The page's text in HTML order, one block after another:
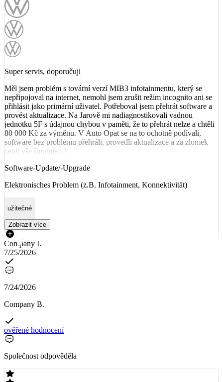
Super servis, doporučuji
Měl jsem problém s tovární verzí MIB3 infotainmentu, který se
nepřipojoval na internet, nemohl jsem zrušit režim incognito ani se
přihlásit jako primární uživatel. Potřeboval jsem přehrát software a
provést aktualizace. Na Jarově mi nadiagnostikovali vadnou
jednotku 5F s údajnou chybou v paměti, že to přehrát nelze a chtěli
80 000 Kč za výměnu. V Auto Opat se na to ochotně podívali,
software bez problému přehráli, provedli aktualizace a za zlomek
ceny vše funguje :-)
Software-Update/-Upgrade
Elektronisches Problem (z.B. Infotainment, Konnektivität)
užitečné
Zobrazit více
Company I.
7/25/2026
7/24/2026
Company B.
ověřené hodnocení
Společnost odpověděla